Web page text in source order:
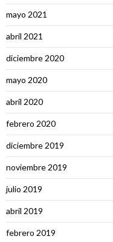
mayo 2021
abril 2021
diciembre 2020
mayo 2020
abril 2020
febrero 2020
diciembre 2019
noviembre 2019
julio 2019
abril 2019
febrero 2019